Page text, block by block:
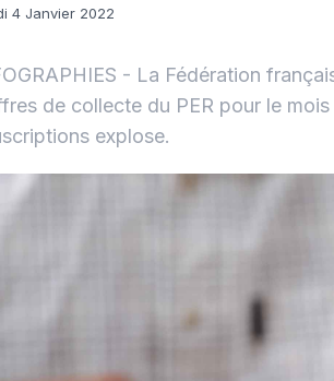
4 Janvier 2022
- La Fédération
de collecte du PER pour le
explose.